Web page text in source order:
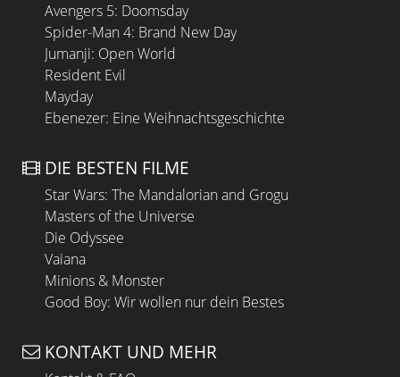
Avengers 5: Doomsday
Spider-Man 4: Brand New Day
Jumanji: Open World
Resident Evil
Mayday
Ebenezer: Eine Weihnachtsgeschichte
DIE BESTEN FILME
Star Wars: The Mandalorian and Grogu
Masters of the Universe
Die Odyssee
Vaiana
Minions & Monster
Good Boy: Wir wollen nur dein Bestes
KONTAKT UND MEHR